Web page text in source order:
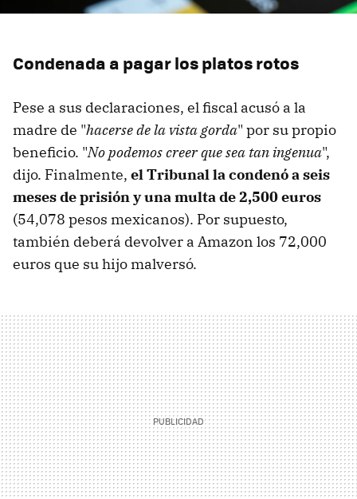
Condenada a pagar los platos rotos
Pese a sus declaraciones, el fiscal acusó a la
madre de "hacerse de la vista gorda" por su propio
beneficio. "No podemos creer que sea tan ingenua",
dijo. Finalmente, el Tribunal la condenó a seis
meses de prisión y una multa de 2,500 euros
(54,078 pesos mexicanos). Por supuesto,
también deberá devolver a Amazon los 72,000
euros que su hijo malversó.